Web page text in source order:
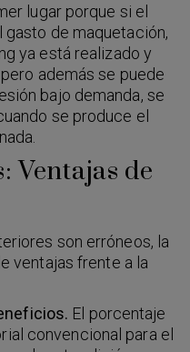
lugar porque si el
de maquetación,
ya está realizado y
además se puede
bajo demanda, se
se produce el
Ventajas de
son erróneos, la
ventajas frente a la
El porcentaje
convencional para el